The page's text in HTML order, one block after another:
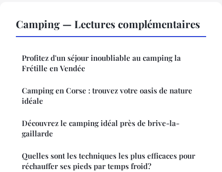
Camping — Lectures complémentaires
Profitez d'un séjour inoubliable au camping la
Frétille en Vendée
Camping en Corse : trouvez votre oasis de nature
idéale
Découvrez le camping idéal près de brive-la-
gaillarde
Quelles sont les techniques les plus efficaces pour
réchauffer ses pieds par temps froid?